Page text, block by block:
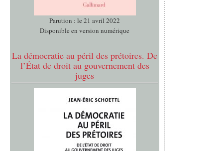
Parution : le 21 avril 2022
Disponible en version numérique
La démocratie au péril des prétoires. De
l’État de droit au gouvernement des
juges